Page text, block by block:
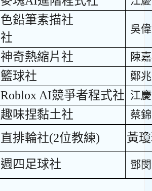
色鉛筆素描社
社
吳
神奇熱縮片社 陳
籃球社 鄭
Roblox AI競爭者程式社 江
趣味捏黏土社 蔡
直排輪社(2位教練)
黃
週四足球社 鄧